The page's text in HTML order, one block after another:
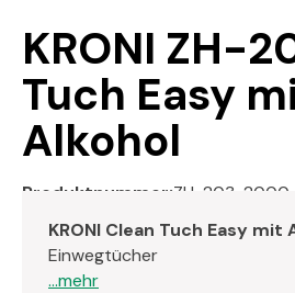
KRONI ZH-
Tuch Easy
Alkohol
Produktnummer:ZH-203-2000
KRONI Clean Tuch Easy mit
Einwegtücher
...mehr